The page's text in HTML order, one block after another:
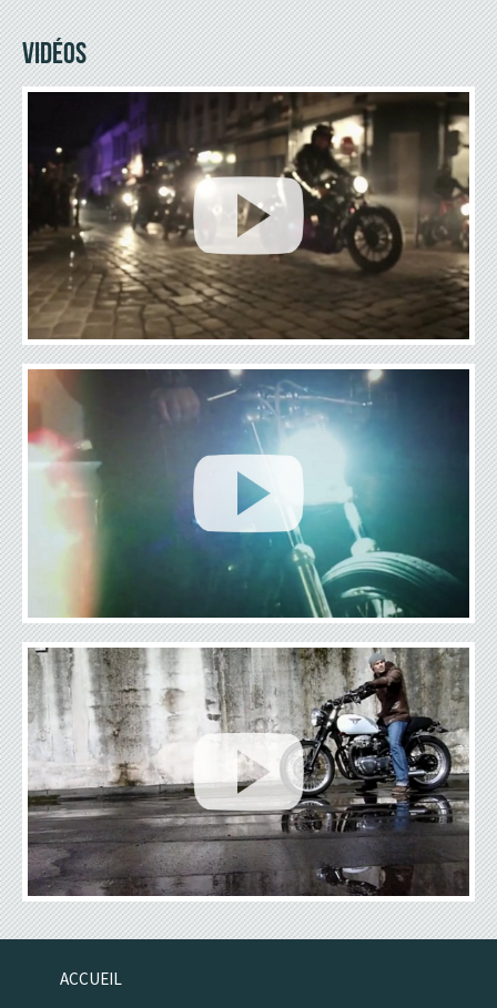
VIDÉOS
ACCUEIL